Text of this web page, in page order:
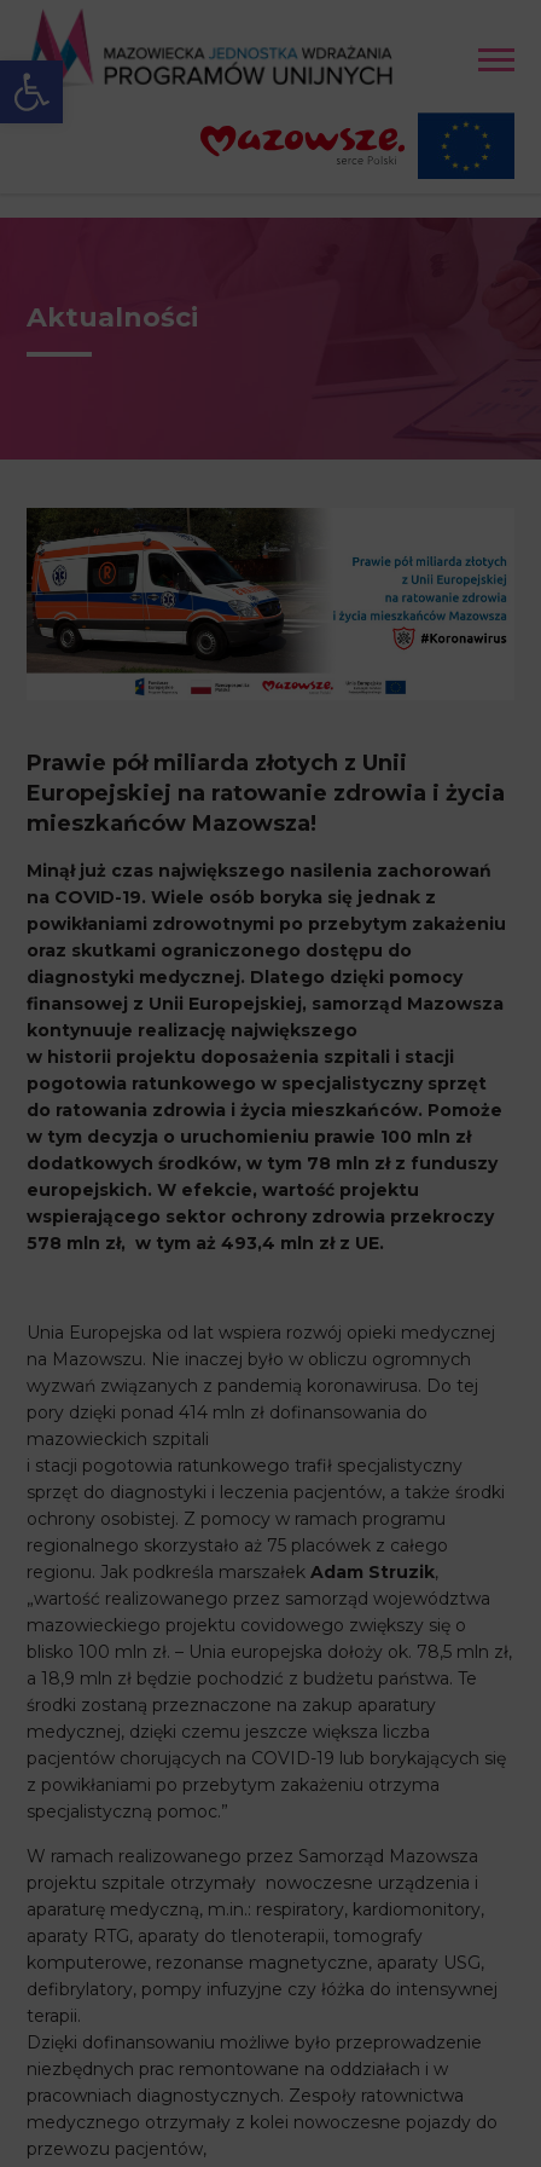
Open toolbar
Aktualności
Prawie pół miliarda złotych z Unii
Europejskiej na ratowanie zdrowia i życia
mieszkańców Mazowsza!
Minął już czas największego nasilenia zachorowań
na COVID-19. Wiele osób boryka się jednak z
powikłaniami zdrowotnymi po przebytym zakażeniu
oraz skutkami ograniczonego dostępu do
diagnostyki medycznej. Dlatego dzięki pomocy
finansowej z Unii Europejskiej, samorząd Mazowsza
kontynuuje realizację największego
w historii projektu doposażenia szpitali i stacji
pogotowia ratunkowego w specjalistyczny sprzęt
do ratowania zdrowia i życia mieszkańców. Pomoże
w tym decyzja o uruchomieniu prawie 100 mln zł
dodatkowych środków, w tym 78 mln zł z funduszy
europejskich. W efekcie, wartość projektu
wspierającego sektor ochrony zdrowia przekroczy
578 mln zł, w tym aż 493,4 mln zł z UE.
Unia Europejska od lat wspiera rozwój opieki medycznej
na Mazowszu. Nie inaczej było w obliczu ogromnych
wyzwań związanych z pandemią koronawirusa. Do tej
pory dzięki ponad 414 mln zł dofinansowania do
mazowieckich szpitali
i stacji pogotowia ratunkowego trafił specjalistyczny
sprzęt do diagnostyki i leczenia pacjentów, a także środki
ochrony osobistej. Z pomocy w ramach programu
regionalnego skorzystało aż 75 placówek z całego
regionu. Jak podkreśla marszałekAdam Struzik,
„wartość realizowanego przez samorząd województwa
mazowieckiego projektu covidowego zwiększy się o
blisko 100 mln zł. – Unia europejska dołoży ok. 78,5 mln zł,
a 18,9 mln zł będzie pochodzić z budżetu państwa. Te
środki zostaną przeznaczone na zakup aparatury
medycznej, dzięki czemu jeszcze większa liczba
pacjentów chorujących na COVID-19 lub borykających się
z powikłaniami po przebytym zakażeniu otrzyma
specjalistyczną pomoc.”
W ramach realizowanego przez Samorząd Mazowsza
projektu szpitale otrzymały nowoczesne urządzenia i
aparaturę medyczną, m.in.: respiratory, kardiomonitory,
aparaty RTG, aparaty do tlenoterapii, tomografy
komputerowe, rezonanse magnetyczne, aparaty USG,
defibrylatory, pompy infuzyjne czy łóżka do intensywnej
terapii.
Dzięki dofinansowaniu możliwe było przeprowadzenie
niezbędnych prac remontowane na oddziałach i w
pracowniach diagnostycznych. Zespoły ratownictwa
medycznego otrzymały z kolei nowoczesne pojazdy do
przewozu pacjentów,